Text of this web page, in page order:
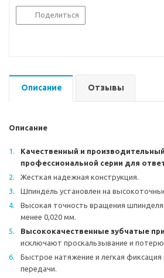
Поделиться
Описание Отзывы
Описание
Качественный и
профессиональной серии для
Жесткая надежная конструкция.
Шпиндель установлен на
Высокая точность вращения
менее 0,020 мм.
Высококачественные зубчатые
исключают проскальзывание и
Быстрое натяжение и легкая фиксация
передачи.